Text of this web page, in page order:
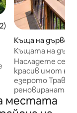
4,93 от 5,
Къща на дърво –
Къщата на
Травис
Насладете се
красив имот на
езерото
реновираната
езерото
от 1 - ви клас, за
местата